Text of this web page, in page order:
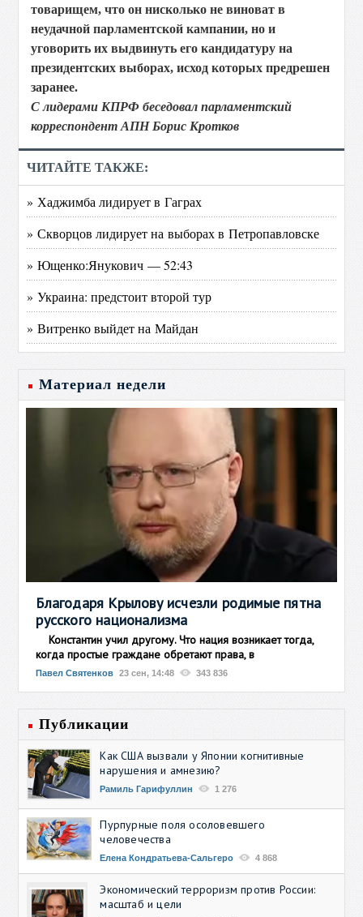
товарищем, что он нисколько не виноват в
неудачной парламентской кампании, но и
уговорить их выдвинуть его кандидатуру на
президентских выборах, исход которых предрешен
заранее.
С лидерами КПРФ беседовал парламентский
корреспондент АПН Борис Кротков
ЧИТАЙТЕ ТАКЖЕ:
» Хаджимба лидирует в Гаграх
» Скворцов лидирует на выборах в Петропавловске
» Ющенко:Янукович — 52:43
» Украина: предстоит второй тур
» Витренко выйдет на Майдан
Материал недели
Благодаря Крылову исчезли родимые пятна
русского национализма
Константин учил другому. Что нация возникает тогда,
когда простые граждане обретают права, в
Павел Святенков 23 сен, 14:48 343 836
Публикации
Как США вызвали у Японии когнитивные
нарушения и амнезию?
Рамиль Гарифуллин 1 276
Пурпурные поля осоловевшего
человечества
Елена Кондратьева-Сальгеро 4 868
Экономический терроризм против России:
масштаб и цели